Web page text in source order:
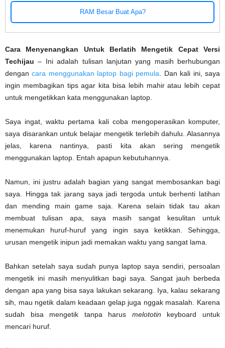
RAM Besar Buat Apa?
Cara Menyenangkan Untuk Berlatih Mengetik Cepat Versi
Techijau – Ini adalah tulisan lanjutan yang masih berhubungan
dengancara menggunakan laptop bagi pemula . Dan kali ini, saya
ingin membagikan tips agar kita bisa lebih mahir atau lebih cepat
untuk mengetikkan kata menggunakan laptop.
Saya ingat, waktu pertama kali coba mengoperasikan komputer,
saya disarankan untuk belajar mengetik terlebih dahulu. Alasannya
jelas, karena nantinya, pasti kita akan sering mengetik
menggunakan laptop. Entah apapun kebutuhannya.
Namun, ini justru adalah bagian yang sangat membosankan bagi
saya. Hingga tak jarang saya jadi tergoda untuk berhenti latihan
dan mending main game saja. Karena selain tidak tau akan
membuat tulisan apa, saya masih sangat kesulitan untuk
menemukan huruf-huruf yang ingin saya ketikkan. Sehingga,
urusan mengetik inipun jadi memakan waktu yang sangat lama.
Bahkan setelah saya sudah punya laptop saya sendiri, persoalan
mengetik ini masih menyulitkan bagi saya. Sangat jauh berbeda
dengan apa yang bisa saya lakukan sekarang. Iya, kalau sekarang
sih, mau ngetik dalam keadaan gelap juga nggak masalah. Karena
sudah bisa mengetik tanpa harus melototin keyboard untuk
mencari huruf.